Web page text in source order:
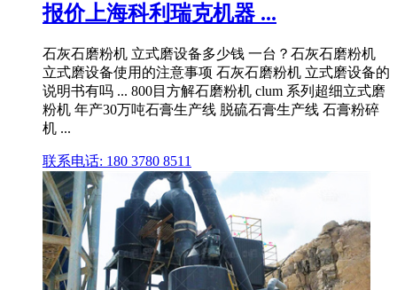
报价上海科利瑞克机器 ...
石灰石磨粉机 立式磨设备多少钱 一台？石灰石磨粉机
立式磨设备使用的注意事项 石灰石磨粉机 立式磨设备的
说明书有吗 ... 800目方解石磨粉机 clum 系列超细立式磨
粉机 年产30万吨石膏生产线 脱硫石膏生产线 石膏粉碎
机 ...
联系电话: 180 3780 8511